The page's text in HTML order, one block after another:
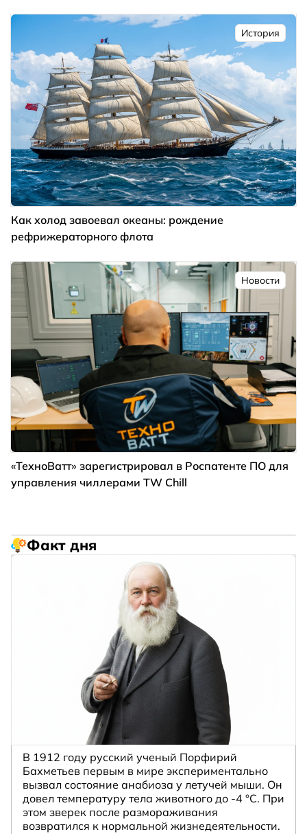
История
Как холод завоевал океаны: рождение
рефрижераторного флота
Новости
«ТехноВатт» зарегистрировал в Роспатенте ПО для
управления чиллерами TW Chill
Факт дня
В 1912 году русский ученый Порфирий
Бахметьев первым в мире экспериментально
вызвал состояние анабиоза у летучей мыши. Он
довел температуру тела животного до -4 °C. При
этом зверек после размораживания
возвратился к нормальной жизнедеятельности.